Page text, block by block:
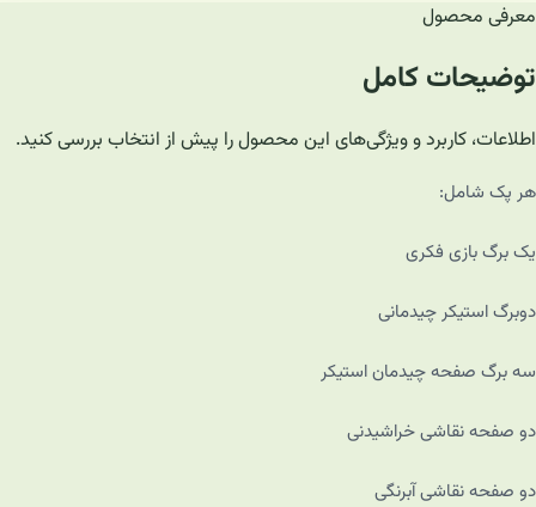
معرفی محصول
توضیحات کامل
اطلاعات، کاربرد و ویژگی‌های این محصول را پیش از انتخاب بررسی کنید.
هر پک شامل:
یک برگ بازی فکری
دوبرگ استیکر چیدمانی
سه برگ صفحه چیدمان استیکر
دو صفحه نقاشی خراشیدنی
دو صفحه نقاشی آبرنگی